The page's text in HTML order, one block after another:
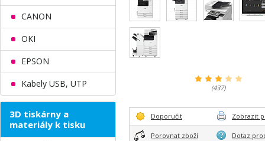
(437)
Doporučit Zobrazit
Porovnat zboží
Dotaz
CANON
OKI
EPSON
Kabely USB, UTP
3D tiskárny a
materiály k tisku